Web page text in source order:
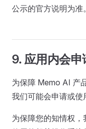
公示的官方说明为准。
9. 应用内会
为保障 Memo AI 产
我们可能会申请或使
为保障您的知情权，